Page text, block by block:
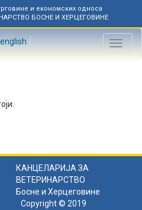
и економских односа
БОСНЕ И ХЕРЦЕГОВИНЕ
english
Toggle
КАНЦЕЛАРИЈА ЗА
ВЕТЕРИНАРСТВО
Босне и Херцеговине
Copyright © 2019